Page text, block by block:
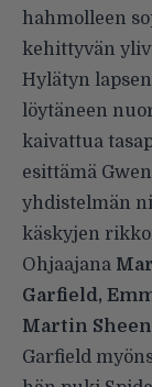
hahmolleen
kehittyvän
Hylätyn
löytäneen
kaivattua
esittämä
yhdistelmän
käskyjen
Ohjaajana
Garfield,
Martin
Garfield